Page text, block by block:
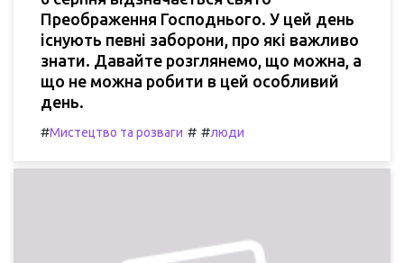
Преображення Господнього. У цей день
існують певні заборони, про які важливо
знати. Давайте розглянемо, що можна, а
що не можна робити в цей особливий
день.
#Мистецтво та розваги # #люди